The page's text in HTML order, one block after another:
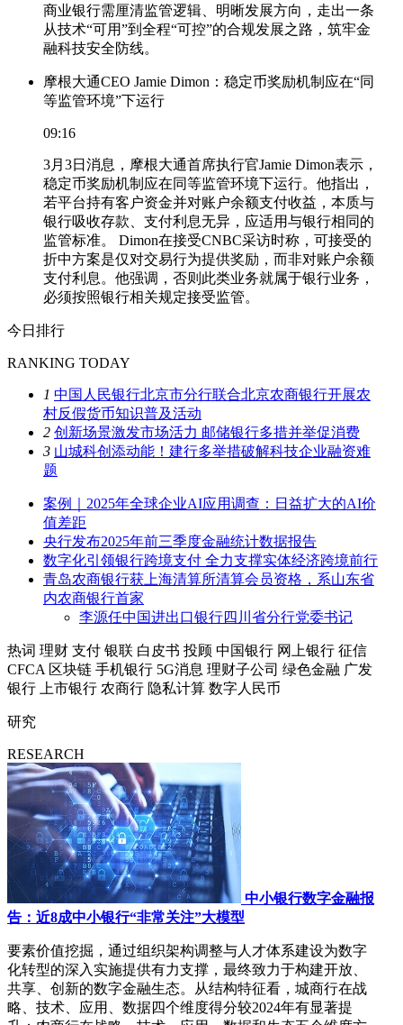
商业银行需厘清监管逻辑、明晰发展方向，走出一条
从技术“可用”到全程“可控”的合规发展之路，筑牢金
融科技安全防线。
摩根大通CEO Jamie Dimon：稳定币奖励机制应在“同
等监管环境”下运行
09:16
3月3日消息，摩根大通首席执行官Jamie Dimon表示，
稳定币奖励机制应在同等监管环境下运行。他指出，
若平台持有客户资金并对账户余额支付收益，本质与
银行吸收存款、支付利息无异，应适用与银行相同的
监管标准。 Dimon在接受CNBC采访时称，可接受的
折中方案是仅对交易行为提供奖励，而非对账户余额
支付利息。他强调，否则此类业务就属于银行业务，
必须按照银行相关规定接受监管。
今日排行
RANKING TODAY
1 中国人民银行北京市分行联合北京农商银行开展农
村反假货币知识普及活动
2 创新场景激发市场活力 邮储银行多措并举促消费
3 山城科创添动能！建行多举措破解科技企业融资难
题
案例｜2025年全球企业AI应用调查：日益扩大的AI价
值差距
央行发布2025年前三季度金融统计数据报告
数字化引领银行跨境支付 全力支撑实体经济跨境前行
青岛农商银行获上海清算所清算会员资格，系山东省
内农商银行首家
李源任中国进出口银行四川省分行党委书记
热词 理财 支付 银联 白皮书 投顾 中国银行 网上银行 征信
CFCA 区块链 手机银行 5G消息 理财子公司 绿色金融 广发
银行
上市银行 农商行 隐私计算 数字人民币
研究
RESEARCH
中小银行数字金融报
告：近8成中小银行“非常关注”大模型
要素价值挖掘，通过组织架构调整与人才体系建设为数字
化转型的深入实施提供有力支撑，最终致力于构建开放、
共享、创新的数字金融生态。从结构特征看，城商行在战
略、技术、应用、数据四个维度得分较2024年有显著提